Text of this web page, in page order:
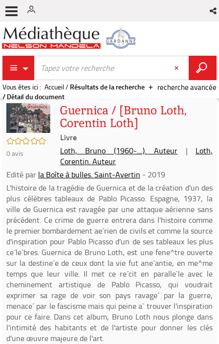
recherche avancée
Vous êtes ici : Accueil/ Résultats de la recherche
/ Détail du document
/5
0avis
Guernica / [Bruno Loth,
Corentin Loth]
Livre
Loth, Bruno (1960-....). Auteur | Loth,
Corentin. Auteur
Edité par la Boîte à bulles. Saint-Avertin - 2019
L'histoire de la tragédie de Guernica et de la création d'un des
plus célèbres tableaux de Pablo Picasso. Espagne, 1937, la
ville de Guernica est ravagée par une attaque aérienne sans
précédent. Ce crime de guerre entrera dans l'histoire comme
le premier bombardement ae´rien de civils et comme la source
d'inspiration pour Pablo Picasso d'un de ses tableaux les plus
ce´le`bres. Guernica de Bruno Loth, est une fene^tre ouverte
sur la destine´e de ceux dont la vie fut ane´antie, en me^me
temps que leur ville. Il met ce re´cit en paralle`le avec le
cheminement artistique de Pablo Picasso, qui voudrait
exprimer sa rage de voir son pays ravage´ par la guerre,
menace´ par le fascisme mais qui peine a` trouver l'inspiration
pour ce faire. Dans cet album, Bruno Loth nous plonge dans
l'intimité des habitants et de l'artiste pour donner les clés
d'une œuvre majeure de l'art.